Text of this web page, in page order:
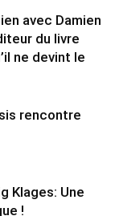
avec Damien
du livre
ne devint le
rencontre
Klages: Une
!